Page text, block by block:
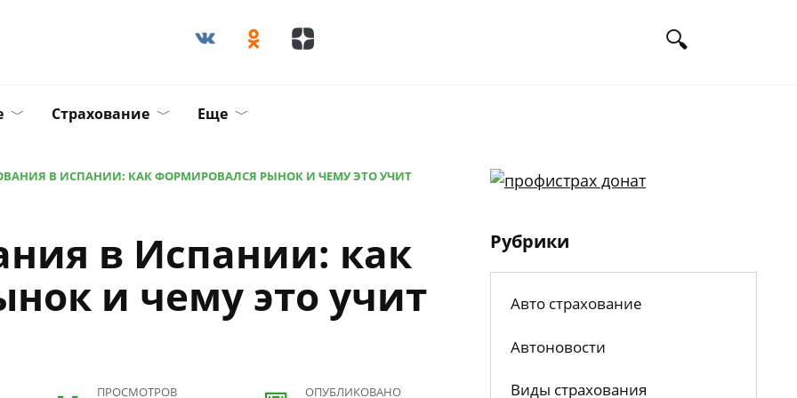
Страхование Еще
В ИСПАНИИ: КАК ФОРМИРОВАЛСЯ РЫНОК И ЧЕМУ ЭТО УЧИТ
в Испании: как
и чему это учит
ПРОСМОТРОВ ОПУБЛИКОВАНО
Рубрики
Авто страхование
Автоновости
Виды страхования